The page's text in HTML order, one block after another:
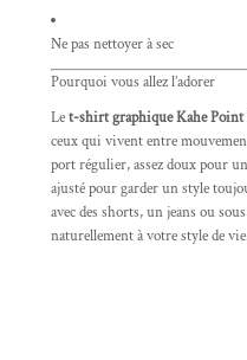
Ne pas nettoyer à sec
Pourquoi vous allez l’adorer
Let-shirt graphique Kahe
ceux qui vivent entre
port régulier, assez doux pour
ajusté pour garder un style
avec des shorts, un jeans ou
naturellement à votre style de vie.